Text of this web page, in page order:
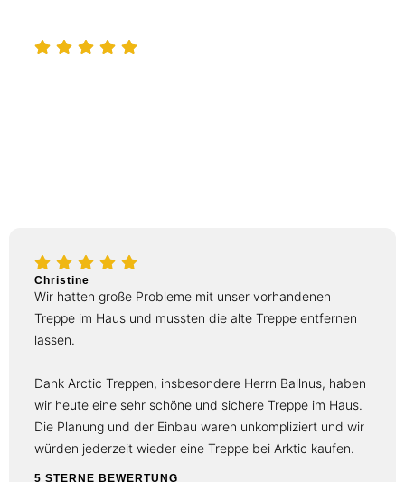
Christine
Wir hatten große Probleme mit unser vorhandenen
Treppe im Haus und mussten die alte Treppe entfernen
lassen.
Dank Arctic Treppen, insbesondere Herrn Ballnus, haben
wir heute eine sehr schöne und sichere Treppe im Haus.
Die Planung und der Einbau waren unkompliziert und wir
würden jederzeit wieder eine Treppe bei Arktic kaufen.
5 STERNE BEWERTUNG